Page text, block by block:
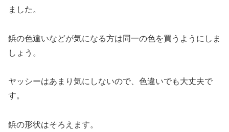
ました。
鋲の色違いなどが気になる方は同一の色を買うようにしま
しょう。
ヤッシーはあまり気にしないので、色違いでも大丈夫で
す。
鋲の形状はそろえます。